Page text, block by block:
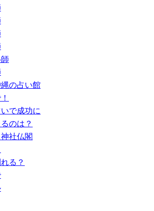
の占い館
で成功に
のは？
社仏閣
る？